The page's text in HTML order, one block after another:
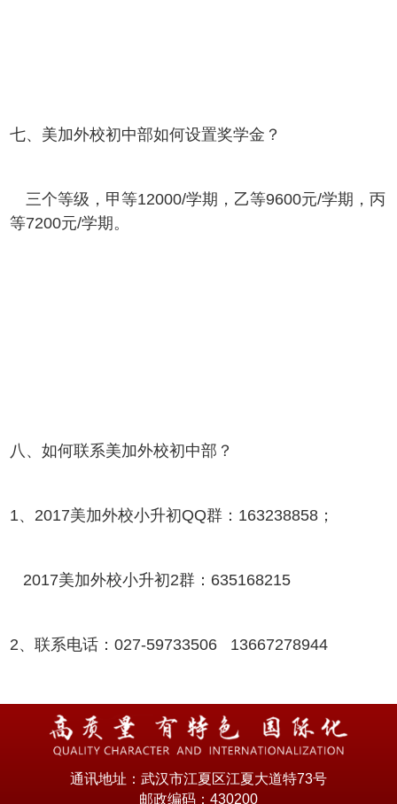
七、美加外校初中部如何设置奖学金？
三个等级，甲等12000/学期，乙等9600元/学期，丙
等7200元/学期。
八、如何联系美加外校初中部？
1、2017美加外校小升初QQ群：163238858；
2017美加外校小升初2群：635168215
2、联系电话：027-59733506 13667278944
通讯地址：武汉市江夏区江夏大道特73号
邮政编码：430200